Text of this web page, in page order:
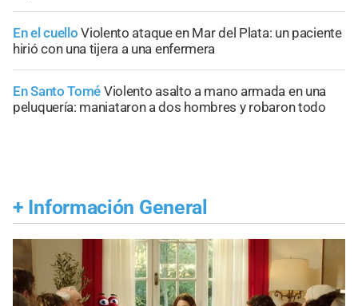
En el cuello Violento ataque en Mar del Plata: un paciente
hirió con una tijera a una enfermera
En Santo Tomé Violento asalto a mano armada en una
peluquería: maniataron a dos hombres y robaron todo
+ Información General